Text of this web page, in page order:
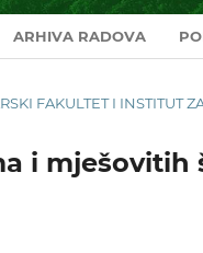
ARHIVA RADOVA
FAKULTET I INSTITUT
i mješovitih